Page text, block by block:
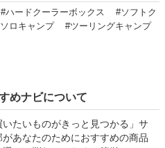
#ハードクーラーボックス
#ソフトク
ロキャンプ
#ツーリングキャンプ
めナビについて
たいものがきっと見つかる」サ
あなたのためにおすすめの商品